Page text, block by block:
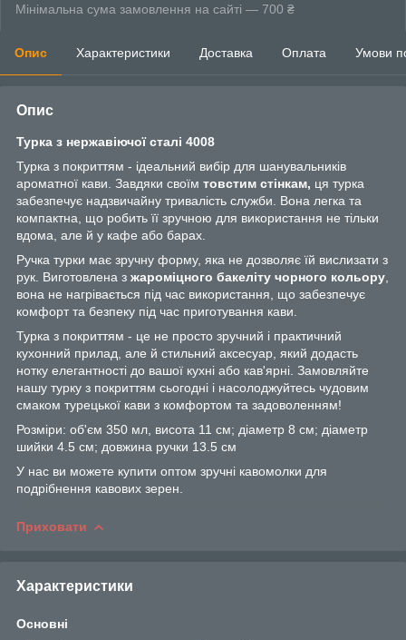
Мінімальна сума замовлення на сайті — 700 ₴
Опис Характеристики Доставка Оплата Умови
Опис
Турка з нержавіючої сталі 4008
Турка з покриттям - ідеальний вибір для шанувальників
ароматної кави. Завдяки своїм товстим стінкам, ця турка
забезпечує надзвичайну тривалість служби. Вона легка та
компактна, що робить її зручною для використання не тільки
вдома, але й у кафе або барах.
Ручка турки має зручну форму, яка не дозволяє їй вислизати з
рук. Виготовлена з жароміцного бакеліту чорного кольору
вона не нагрівається під час використання, що забезпечує
комфорт та безпеку під час приготування кави.
Турка з покриттям - це не просто зручний і практичний
кухонний прилад, але й стильний аксесуар, який додасть
нотку елегантності до вашої кухні або кав'ярні. Замовляйте
нашу турку з покриттям сьогодні і насолоджуйтесь чудовим
смаком турецької кави з комфортом та задоволенням!
Розміри: об'єм 350 мл, висота 11 см; діаметр 8 см; діаметр
шийки 4.5 см; довжина ручки 13.5 см
У нас ви можете купити оптом зручні кавомолки для
подрібнення кавових зерен.
Приховати
Характеристики
Основні